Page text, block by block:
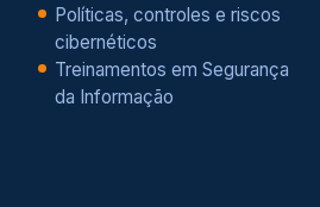
Políticas, controles e riscos
cibernéticos
Treinamentos em Segurança
da Informação